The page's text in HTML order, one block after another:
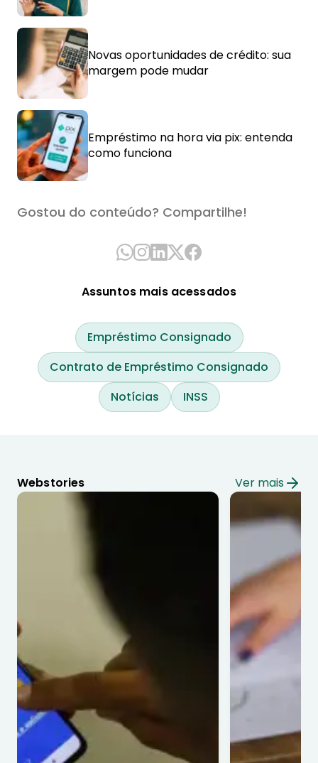
Novas oportunidades de crédito: sua
margem pode mudar
Empréstimo na hora via pix: entenda
como funciona
Gostou do conteúdo? Compartilhe!
Assuntos mais acessados
Empréstimo Consignado
Contrato de Empréstimo Consignado
Notícias
INSS
Webstories Ver mais